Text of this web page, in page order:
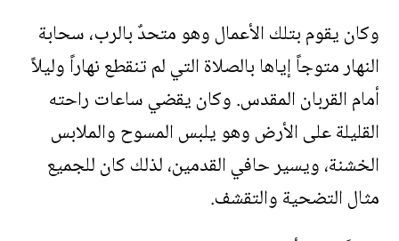
وكان يقوم بتلك الأعمال وهو متحدٌ بالرب، سحابة
النهار متوجاً إياها بالصلاة التي لم تنقطع نهاراً وليلاً
أمام القربان المقدس. وكان يقضي ساعات راحته
القليلة على الأرض وهو يلبس المسوح والملابس
الخشنة، ويسير حافي القدمين، لذلك كان للجميع
مثال التضحية والتقشف.